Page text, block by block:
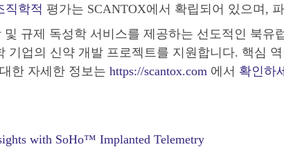
직학적 평가는 SCANTOX에서 확립되어 있으며,
규제 독성학 서비스를 제공하는 선도적인 북
기업의 신약 개발 프로젝트를 지원합니다. 핵심
한 자세한 정보는 https://scantox.com 에서 확인하
with SoHo™ Implanted Telemetry